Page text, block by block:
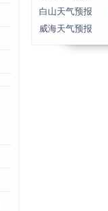
白山天气预报
威海天气预报